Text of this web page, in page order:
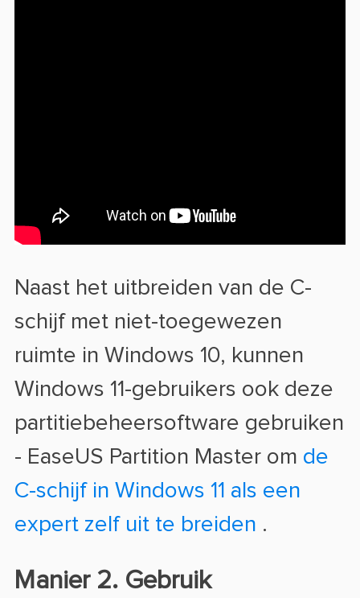
Naast het uitbreiden van de C-
schijf met niet-toegewezen
ruimte in Windows 10, kunnen
Windows 11-gebruikers ook deze
partitiebeheersoftware gebruiken
- EaseUS Partition Master om de
C-schijf in Windows 11 als een
expert zelf uit te breiden .
Manier 2. Gebruik